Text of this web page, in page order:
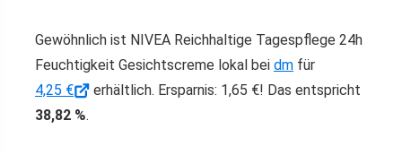
Gewöhnlich ist NIVEA Reichhaltige Tagespflege 24h
Feuchtigkeit Gesichtscreme lokal bei dm für
4,25 €
erhältlich. Ersparnis: 1,65 €! Das entspricht
38,82 %.